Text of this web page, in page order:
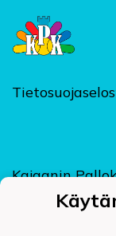
Kajaanin
Kehräämöntie